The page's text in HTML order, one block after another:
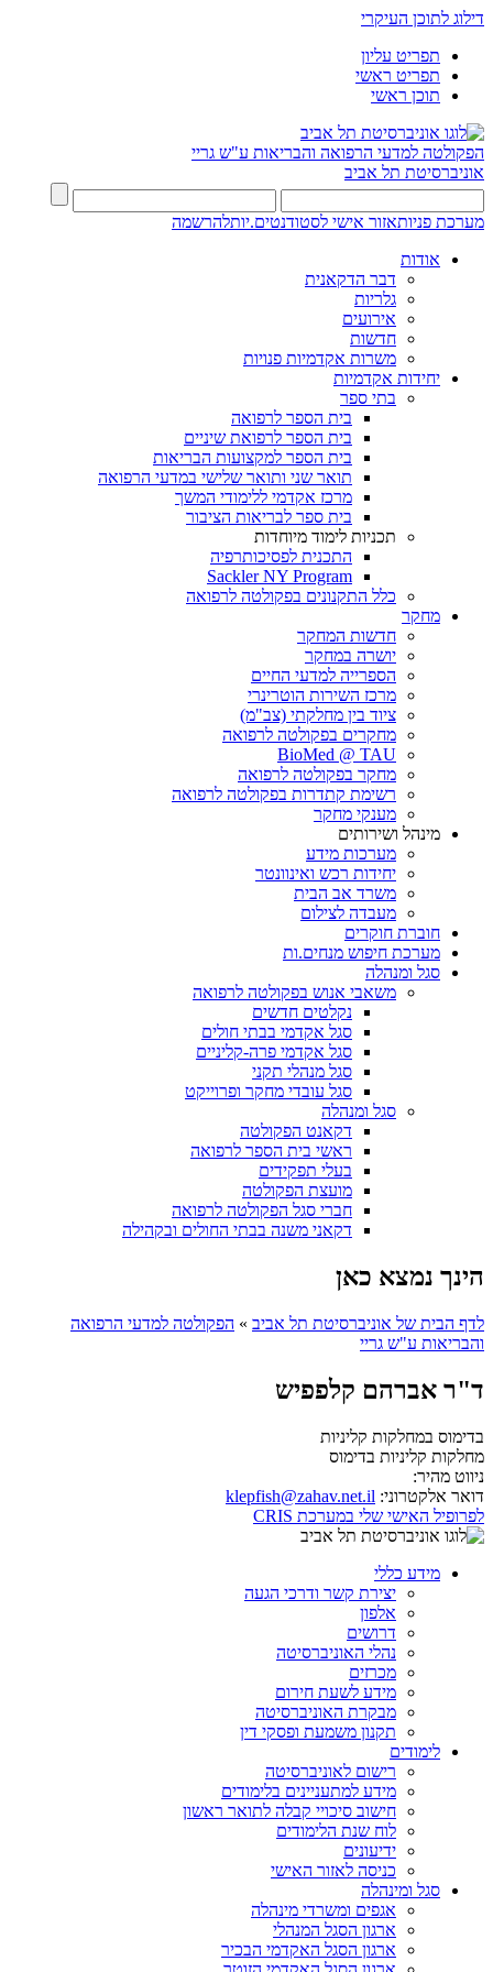
דילוג לתוכן העיקרי
תפריט עליון
תפריט ראשי
תוכן ראשי
הפקולטה למדעי הרפואה והבריאות ע"ש גריי
אוניברסיטת תל אביב
מערכת פניותאזור אישי לסטודנטים.יותלהרשמה
אודות
דבר הדקאנית
גלריות
אירועים
חדשות
משרות אקדמיות פנויות
יחידות אקדמיות
בתי ספר
בית הספר לרפואה
בית הספר לרפואת שיניים
בית הספר למקצועות הבריאות
תואר שני ותואר שלישי במדעי הרפואה
מרכז אקדמי ללימודי המשך
בית ספר לבריאות הציבור
תכניות לימוד מיוחדות
התכנית לפסיכותרפיה
Sackler NY Program
כלל התקנונים בפקולטה לרפואה
מחקר
חדשות המחקר
יושרה במחקר
הספרייה למדעי החיים
מרכז השירות הוטרינרי
ציוד בין מחלקתי (צב"מ)
מחקרים בפקולטה לרפואה
BioMed @ TAU
מחקר בפקולטה לרפואה
רשימת קתדרות בפקולטה לרפואה
מענקי מחקר
מינהל ושירותים
מערכות מידע
יחידות רכש ואינוונטר
משרד אב הבית
מעבדה לצילום
חוברת חוקרים
מערכת חיפוש מנחים.ות
סגל ומנהלה
משאבי אנוש בפקולטה לרפואה
נקלטים חדשים
סגל אקדמי בבתי חולים
סגל אקדמי פרה-קליניים
סגל מנהלי תקני
סגל עובדי מחקר ופרוייקט
סגל ומנהלה
דקאנט הפקולטה
ראשי בית הספר לרפואה
בעלי תפקידים
מועצת הפקולטה
חברי סגל הפקולטה לרפואה
דקאני משנה בבתי החולים ובקהילה
הינך נמצא כאן
לדף הבית של אוניברסיטת תל אביב » הפקולטה למדעי הרפואה
והבריאות ע"ש גריי
ד"ר אברהם קלפפיש
בדימוס במחלקות קליניות
מחלקות קליניות בדימוס
ניווט מהיר:
דואר אלקטרוני: klepfish@zahav.net.il
לפרופיל האישי שלי במערכת CRIS
מידע כללי
יצירת קשר ודרכי הגעה
אלפון
דרושים
נהלי האוניברסיטה
מכרזים
מידע לשעת חירום
מבקרת האוניברסיטה
תקנון משמעת ופסקי דין
לימודים
רישום לאוניברסיטה
מידע למתעניינים בלימודים
חישוב סיכויי קבלה לתואר ראשון
לוח שנת הלימודים
ידיעונים
כניסה לאזור האישי
סגל ומינהלה
אגפים ומשרדי מינהלה
ארגון הסגל המנהלי
ארגון הסגל האקדמי הבכיר